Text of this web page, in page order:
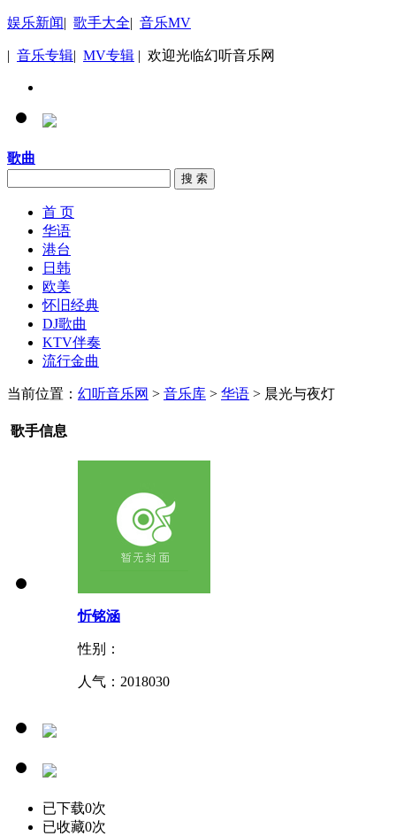
娱乐新闻| 歌手大全| 音乐MV
| 音乐专辑| MV专辑 | 欢迎光临幻听音乐网
歌曲
搜 索
首 页
华语
港台
日韩
欧美
怀旧经典
DJ歌曲
KTV伴奏
流行金曲
当前位置： 幻听音乐网 > 音乐库 > 华语 > 晨光与夜灯
歌手信息
忻铭涵
性别：
人气： 2018030
已下载0次
已收藏0次